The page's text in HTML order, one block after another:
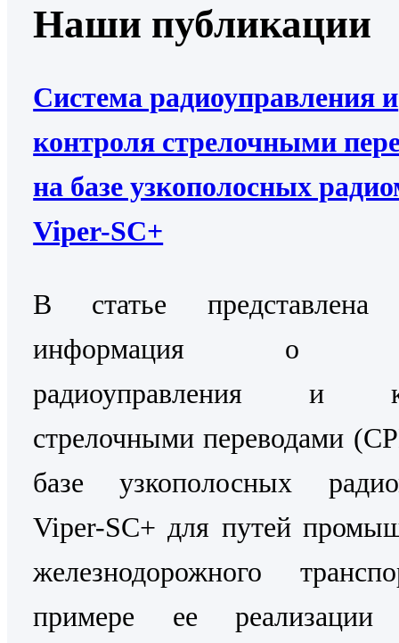
Наши публикации
Система радиоуправления и
контроля стрелочными
на базе узкополосных
Viper-SC+
В статье представлена
информация о
радиоуправления и
стрелочными переводами
базе узкополосных
Viper-SC+ для путей
железнодорожного
примере ее